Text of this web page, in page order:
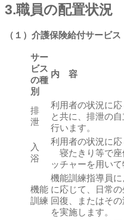
3.職員の配置状況
（１）介護保険給付サービス
サー
ビス
の種
別
内 容
排
泄
利用者の状況に
と共に、排泄の
行います。
入
浴
利用者の状況に応
寝たきり等で座
ッチャーを用い
機能
訓練
機能訓練指導員
に応じて、日常
回復、またはそ
を実施します。